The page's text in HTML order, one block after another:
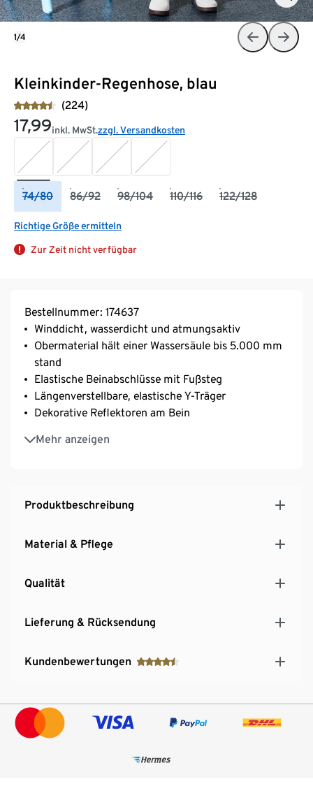
Kleinkinder-Regenhose, blau
(224)
17,99inkl. MwSt.zzgl. Versandkosten
74/80 86/92 98/104 110/116 122/128
Richtige Größe ermitteln
Zur Zeit nicht verfügbar
1/4
Bestellnummer: 174637
Winddicht, wasserdicht und atmungsaktiv
Obermaterial hält einer Wassersäule bis 5.000 mm
stand
Elastische Beinabschlüsse mit Fußsteg
Längenverstellbare, elastische Y-Träger
Dekorative Reflektoren am Bein
Mehr anzeigen
Mit seitlichen Druckknöpfen zur Weitenregulierung
Leichtes Taftfutter für einfaches An- und Ausziehen
Produktbeschreibung
Material & Pflege
Qualität
Lieferung & Rücksendung
Kundenbewertungen